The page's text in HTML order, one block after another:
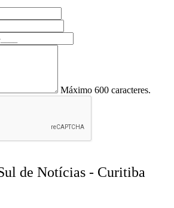
Máximo 600 caracteres.
de Notícias - Curitiba